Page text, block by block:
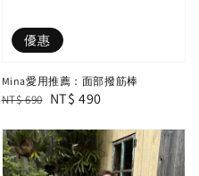
優惠
Mina愛用推薦：面部撥筋棒
Regular
NT$ 690 Sale
NT$ 490